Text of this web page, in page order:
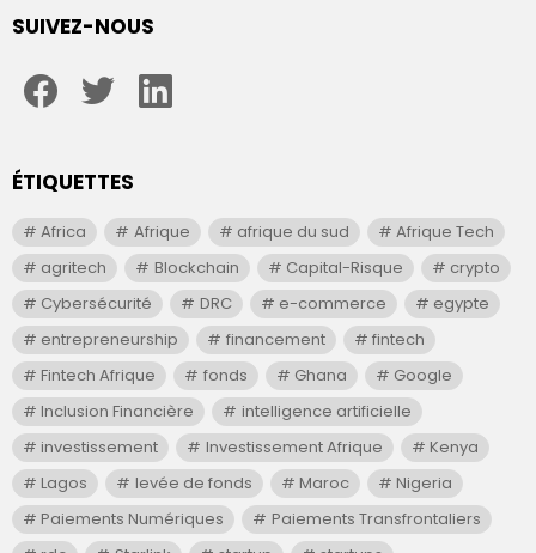
SUIVEZ-NOUS
ÉTIQUETTES
Africa Afrique afrique du sud
Afrique Tech
agritech
Blockchain Capital-Risque
crypto
Cybersécurité
DRC e-commerce
egypte
entrepreneurship
financement
fintech
Fintech Afrique
fonds Ghana
Google
Inclusion Financière
intelligence artificielle
investissement
Investissement Afrique
Kenya
Lagos
levée de fonds Maroc
Nigeria
Paiements Numériques
Paiements Transfrontaliers